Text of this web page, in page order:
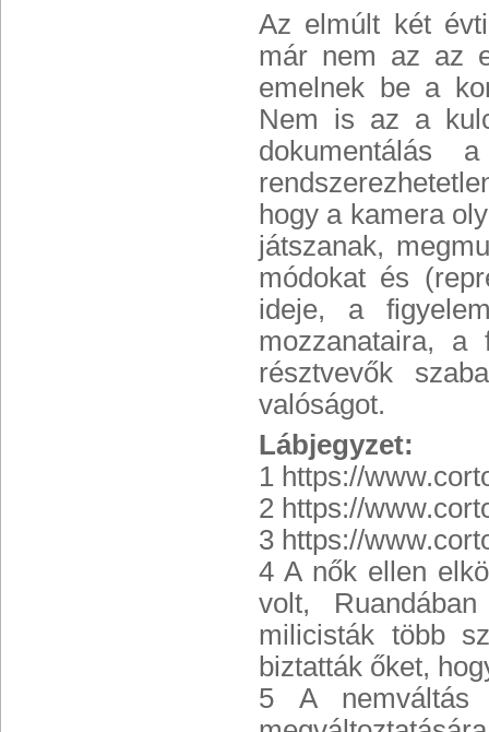
Az elmúlt két
már nem az az
emelnek be a
Nem is az a
dokumentálás
hogy a kamera
játszanak,
módokat és
ideje, a
mozzanataira,
résztvevők
valóságot.
Lábjegyzet:
1 https://
2 https://
3 https://
4 A nők ellen
volt,
milicisták több
biztatták őket,
5 A nemváltás